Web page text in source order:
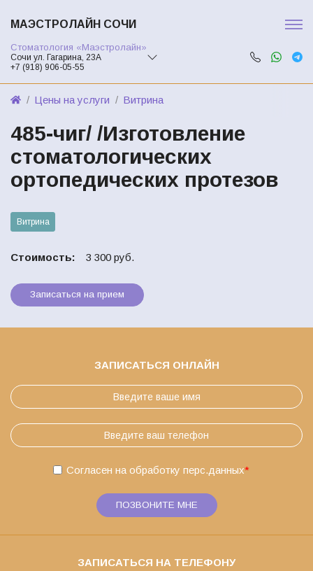
МАЭСТРОЛАЙН СОЧИ
Стоматология «Маэстролайн»
Сочи ул. Гагарина, 23А
+7 (918) 906-05-55
Цены на услуги Витрина
485-чиг/ /Изготовление
стоматологических
ортопедических протезов
Витрина
Стоимость: 3 300 руб.
Записаться на прием
ЗАПИСАТЬСЯ ОНЛАЙН
Согласен на обработку перс.данных*
ПОЗВОНИТЕ МНЕ
ЗАПИСАТЬСЯ НА ТЕЛЕФОНУ